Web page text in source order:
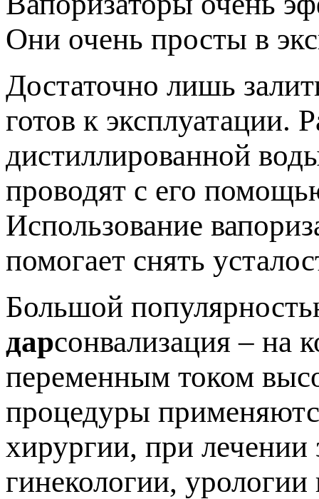
Они очень просты в
Достаточно лишь
готов к эксплуатации.
дистиллированной
проводят с его
Использование
помогает снять
Большой
дарсонвализация – на
переменным током
процедуры
хирургии, при лечении
гинекологии, урологии